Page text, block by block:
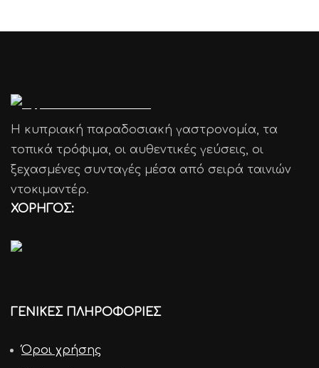
Η κυπριακή παραδοσιακή γαστρονομία, τα
τοπικά τρόφιμα, οι αυθεντικές γεύσεις, οι
ξεχασμένες συνταγές μέσα από σειρά ταινιών
ντοκιμαντέρ.
ΧΟΡΗΓΟΣ:
ΓΕΝΙΚΕΣ ΠΛΗΡΟΦΟΡΙΕΣ
Όροι χρήσης